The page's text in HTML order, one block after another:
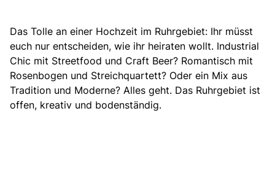
Das Tolle an einer Hochzeit im Ruhrgebiet: Ihr müsst
euch nur entscheiden, wie ihr heiraten wollt. Industrial
Chic mit Streetfood und Craft Beer? Romantisch mit
Rosenbogen und Streichquartett? Oder ein Mix aus
Tradition und Moderne? Alles geht. Das Ruhrgebiet ist
offen, kreativ und bodenständig.